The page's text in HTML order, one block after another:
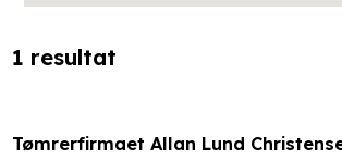
1 resultat
Tømrerfirmaet Allan Lund